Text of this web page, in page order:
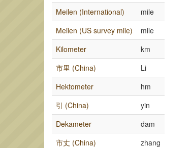
Meilen (International)
mile
Meilen (US survey mile)
mile
Kilometer
km
市里 (China)
Li
Hektometer
hm
引 (China)
yin
Dekameter
dam
市丈 (China)
zhang